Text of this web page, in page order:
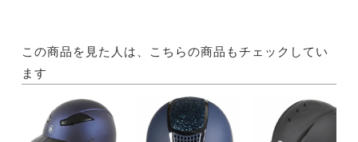
この商品を見た人は、こちらの商品もチェックしてい
ます